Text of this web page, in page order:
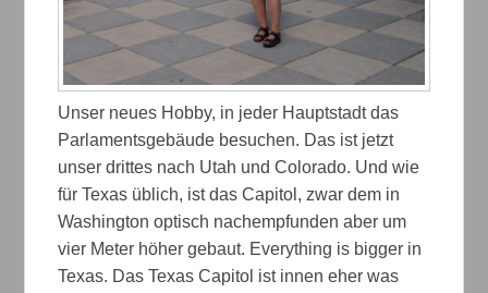
Unser neues Hobby, in jeder Hauptstadt das
Parlamentsgebäude besuchen. Das ist jetzt
unser drittes nach Utah und Colorado. Und wie
für Texas üblich, ist das Capitol, zwar dem in
Washington optisch nachempfunden aber um
vier Meter höher gebaut. Everything is bigger in
Texas. Das Texas Capitol ist innen eher was